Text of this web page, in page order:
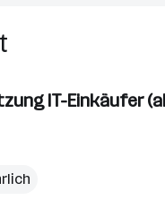
Jobs
Klagenfurt
IT-Einkäufer